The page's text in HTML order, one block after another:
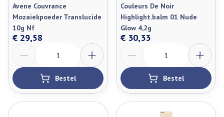
Avene Couvrance
Mozaiekpoeder Translucide
10g Nf
€ 29,58
Bestel
Couleurs De Noir
Highlight.balm 01 Nude
Glow 4,2g
€ 30,33
Bestel